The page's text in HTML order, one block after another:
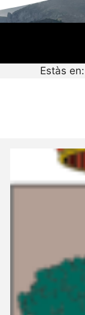
Estàs en: